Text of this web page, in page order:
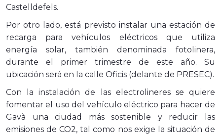
Castelldefels.
Por otro lado, está previsto instalar una estación de
recarga para vehículos eléctricos que utiliza
energía solar, también denominada fotolinera,
durante el primer trimestre de este año. Su
ubicación será en la calle Oficis (delante de PRESEC).
Con la instalación de las electrolineres se quiere
fomentar el uso del vehículo eléctrico para hacer de
Gavà una ciudad más sostenible y reducir las
emisiones de CO2, tal como nos exige la situación de